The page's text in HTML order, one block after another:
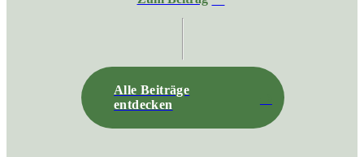
Alle Beiträge
entdecken